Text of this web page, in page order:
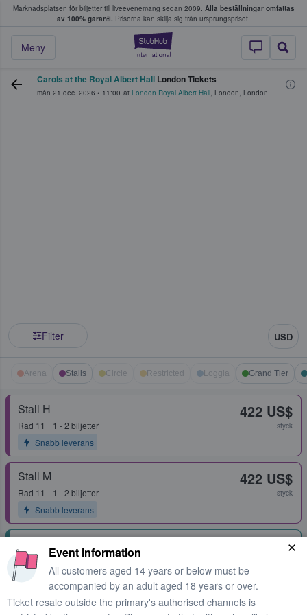
Marknadsplatsen för biljetter till liveevenemang sedan 2009. Alla beställningar omfattas
av 100% garanti. Priserna kan skilja sig från ursprungspriset.
StubHub – där
Meny
köper och säljer biljetter.
Carols at the Royal Albert Hall London Tickets
mån 21 dec. 2026 • 11:00 at London Royal Albert Hall, London, London
Filter USD
Arena Stalls Circle Restricted Loggia Grand Tier
Stall H
Rad 11
1 - 2 biljetter
Snabb leverans
422 US$
styck
Stall M
Rad 11
1 - 2 biljetter
Snabb leverans
422 US$
styck
Rad 1
1 - 4 biljetter
Snabb leverans
576 US$
Grand Tier Box 32
Event information
All customers aged 14 years or below must be
accompanied by an adult aged 18 years or over.
Ticket resale outside the primary's authorised channels is